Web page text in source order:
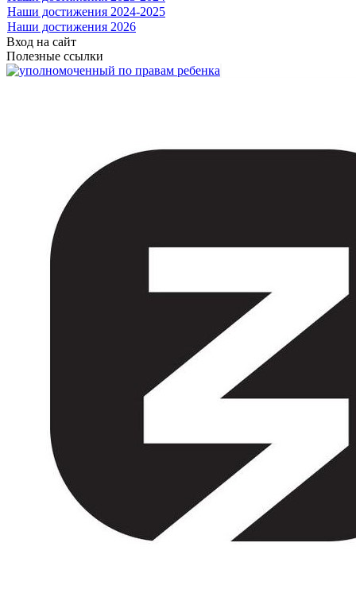
Наши достижения 2024-2025
Наши достижения 2026
Вход на сайт
Полезные ссылки